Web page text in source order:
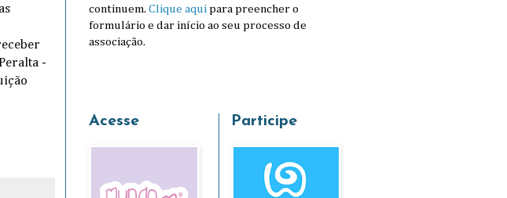
-
continuem. Clique aqui para preencher o
formulário e dar início ao seu processo de
associação.
Acesse Participe